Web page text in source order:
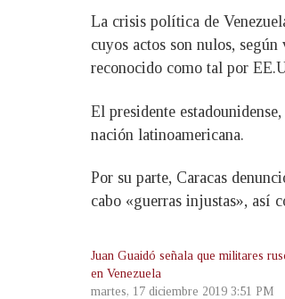
La crisis política de
cuyos actos son nulos,
reconocido como tal por
El presidente
nación latinoamericana.
Por su parte, Caracas
cabo «guerras injustas», así
Juan Guaidó señala que militares
en Venezuela
martes, 17 diciembre 2019 3:51 PM